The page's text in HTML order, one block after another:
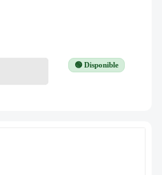
🟢 Disponible